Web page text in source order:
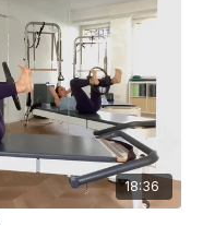
18:36